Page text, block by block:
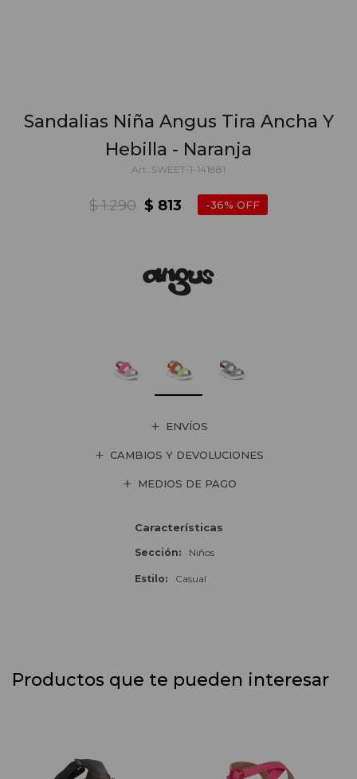
Sandalias Niña Angus Tira Ancha Y
Hebilla - Naranja
SWEET-1-141881
$ 813
$ 1.290 36
ENVÍOS
CAMBIOS Y DEVOLUCIONES
MEDIOS DE PAGO
Características
Sección Niños
Estilo Casual
Productos que te pueden interesar